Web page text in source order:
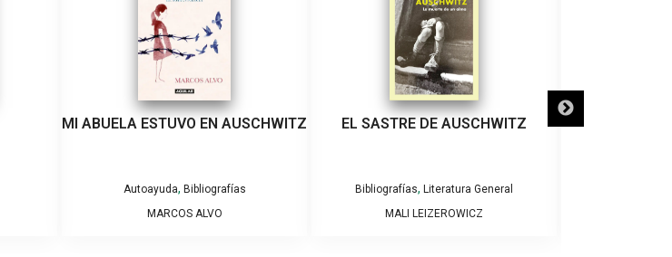
MI ABUELA ESTUVO EN AUSCHWITZ
Autoayuda, Bibliografías
MARCOS ALVO
EL SASTRE DE AUSCHWITZ
Bibliografías, Literatura General
MALI LEIZEROWICZ
EL MITO DEL